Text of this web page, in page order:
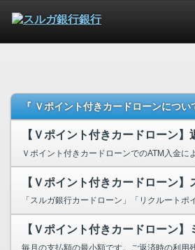
『 Ｖポイント付きカードローンにつ